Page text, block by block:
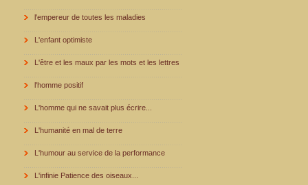
l'empereur de toutes les maladies
L'enfant optimiste
L'être et les maux par les mots et les lettres
l'homme positif
L'homme qui ne savait plus écrire...
L'humanité en mal de terre
L'humour au service de la performance
L'infinie Patience des oiseaux...